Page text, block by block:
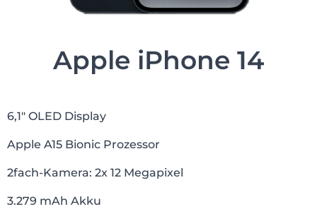
Apple iPhone 14
6,1″ OLED Display
Apple A15 Bionic Prozessor
2fach-Kamera: 2x 12 Megapixel
3.279 mAh Akku